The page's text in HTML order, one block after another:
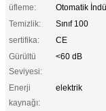
üfleme:
Otomatik
Temizlik:
Sınıf 100
sertifika:
CE
Gürültü
Seviyesi:
<60 dB
Enerji
kaynağı:
elektrik